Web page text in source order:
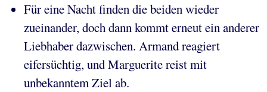
Für eine Nacht finden die beiden wieder
zueinander, doch dann kommt erneut ein anderer
Liebhaber dazwischen. Armand reagiert
eifersüchtig, und Marguerite reist mit
unbekanntem Ziel ab.